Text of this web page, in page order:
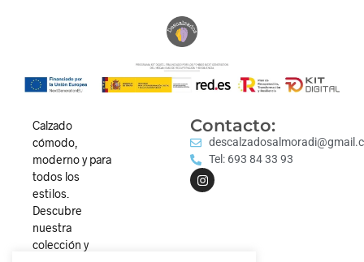
Calzado
cómodo,
moderno y para
todos los
estilos.
Descubre
nuestra
colección y
Contacto:
Tel: 693 84 33 93